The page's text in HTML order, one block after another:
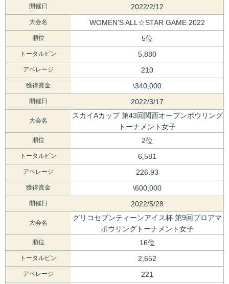
開催日 2022/2/12
大会名 WOMEN'S ALL☆STAR GAME 2022
順位 5位
トータルピン 5,880
アベレージ 210
獲得賞金 \340,000
開催日 2022/3/17
大会名
スカイAカップ 第43回関西オープンボウリング
トーナメント女子
順位 2位
トータルピン 6,581
アベレージ 226.93
獲得賞金 \600,000
開催日 2022/5/28
大会名
グリコセブンティーンアイス杯 第9回プロアマ
ボウリングトーナメント女子
順位 16位
トータルピン 2,652
アベレージ 221